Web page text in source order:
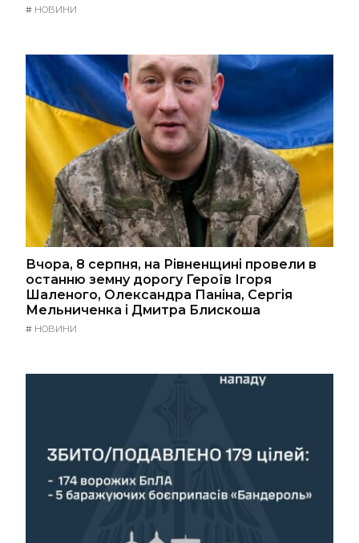
# НОВИНИ
Вчора, 8 серпня, на Рівненщині провели в
останню земну дорогу Героїв Ігоря
Шаленого, Олександра Паніна, Сергія
Мельниченка і Дмитра Блискоша
# НОВИНИ